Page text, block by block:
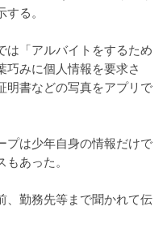
る。
「アルバイトをするため
巧みに個人情報を要求さ
明書などの写真をアプリで
は少年自身の情報だけで
あった。
勤務先等まで聞かれて伝